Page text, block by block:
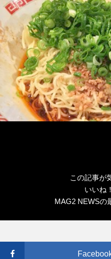
ー
この記事が
いいね
MAG2 NEWSの